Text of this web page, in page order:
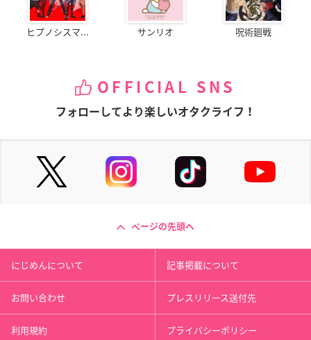
ヒプノシスマ... サンリオ 呪術廻戦
OFFICIAL SNS
フォローしてより楽しいオタクライフ！
ページの先頭へ
にじめんについて 記事掲載について
お問い合わせ プレスリリース送付先
利用規約 プライバシーポリシー